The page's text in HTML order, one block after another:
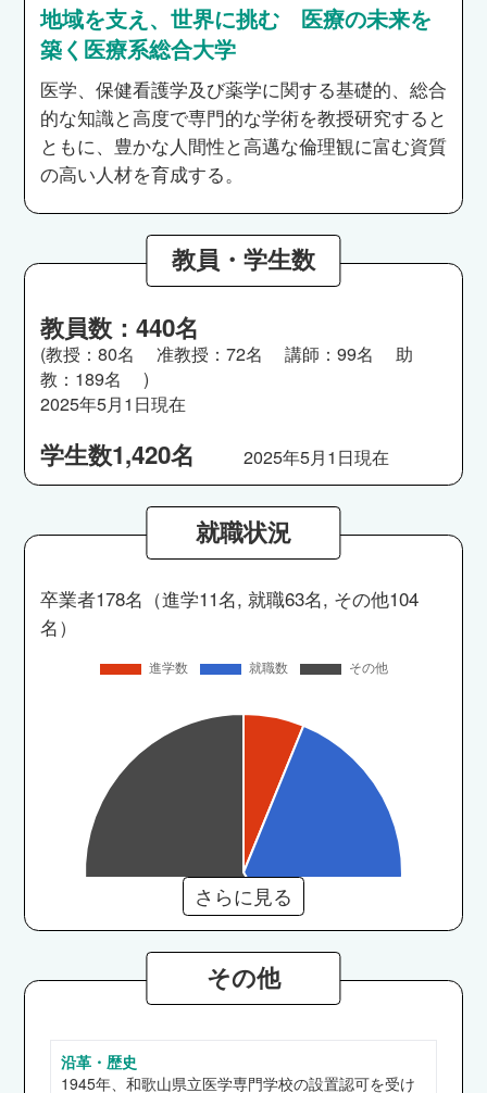
地域を支え、世界に挑む 医療の未来を
築く医療系総合大学
医学、保健看護学及び薬学に関する基礎的、総合
的な知識と高度で専門的な学術を教授研究すると
ともに、豊かな人間性と高邁な倫理観に富む資質
の高い人材を育成する。
教員・学生数
教員数：440名
(教授：80名 准教授：72名 講師：99名 助
教：189名 )
2025年5月1日現在
学生数1,420名 2025年5月1日現在
就職状況
卒業者178名（進学11名, 就職63名, その他104
名）
医学部
さらに見る
その他
沿革・歴史
1945年、和歌山県立医学専門学校の設置認可を受け